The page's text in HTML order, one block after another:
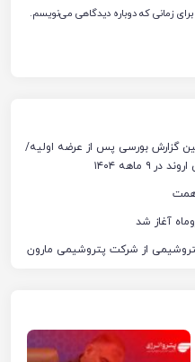
زمانی که دوباره دیدگاهی می‌نویسم.
گزارش بورسی پس از عرضه اولیه/
آغاز شد
از شرکت پتروشیمی مارون